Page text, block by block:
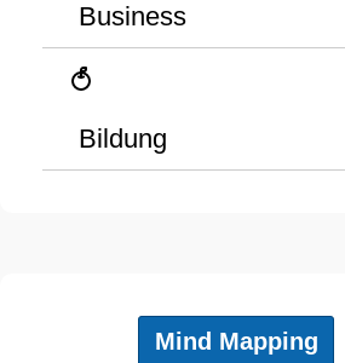
Business
Bildung
Mind Mapping